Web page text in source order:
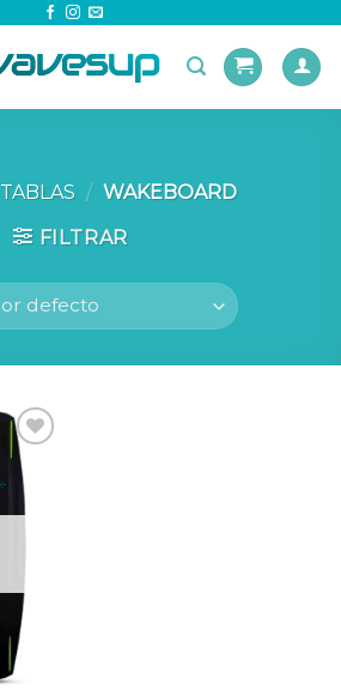
TABLAS / WAKEBOARD
FILTRAR
Añadir
a la
lista
de